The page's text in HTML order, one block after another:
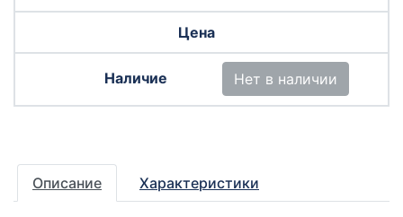
Нет в наличии
Описание Характеристики